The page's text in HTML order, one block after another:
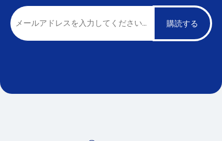
購読する